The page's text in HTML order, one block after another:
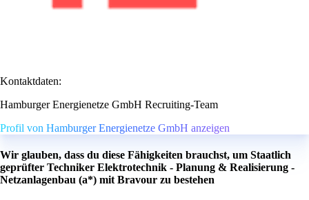
Kontaktdaten:
Hamburger Energienetze GmbH Recruiting-Team
Profil von Hamburger Energienetze GmbH anzeigen
Wir glauben, dass du diese Fähigkeiten brauchst, um Staatlich
geprüfter Techniker Elektrotechnik - Planung & Realisierung -
Netzanlagenbau (a*) mit Bravour zu bestehen